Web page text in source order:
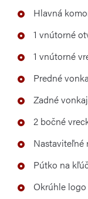
Hlavná
1 vnútorné
1 vnútorné
Predné
Zadné
2 bočné
Nastaviteľné
Pútko na
Okrúhle